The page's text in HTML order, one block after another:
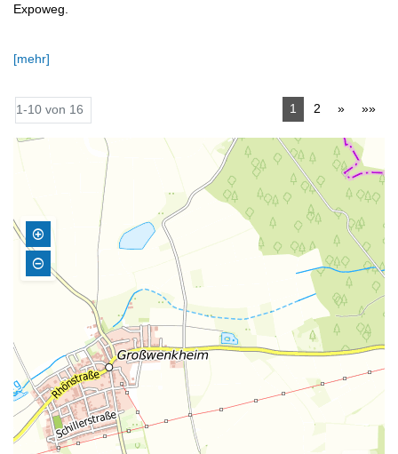
Expoweg.
[mehr]
1-10 von 16 1 2 » »»